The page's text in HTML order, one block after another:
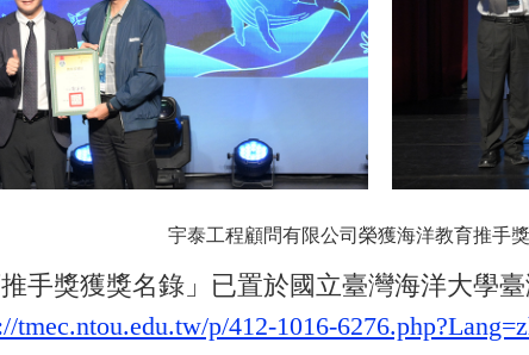
宇泰工程顧問有限公司榮獲海洋教育推手
手獎獲獎名錄」已置於國立臺灣海洋大學
tmec.ntou.edu.tw/p/412-1016-